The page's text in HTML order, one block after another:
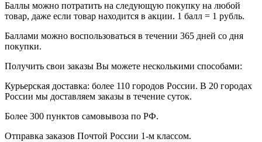
Баллы можно потратить на следующую покупку на любой
товар, даже если товар находится в акции. 1 балл = 1 рубль.
Баллами можно воспользоваться в течении 365 дней со дня
покупки.
Получить свои заказы Вы можете несколькими способами:
Курьерская доставка: более 110 городов России. В 20 городах
России мы доставляем заказы в течение суток.
Более 300 пунктов самовывоза по РФ.
Отправка заказов Почтой России 1-м классом.